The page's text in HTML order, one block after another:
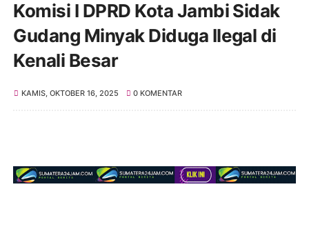
Komisi I DPRD Kota Jambi Sidak
Gudang Minyak Diduga Ilegal di
Kenali Besar
KAMIS, OKTOBER 16, 2025 0 KOMENTAR